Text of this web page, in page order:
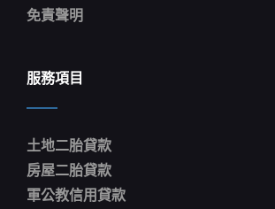
免責聲明
服務項目
土地二胎貸款
房屋二胎貸款
軍公教信用貸款